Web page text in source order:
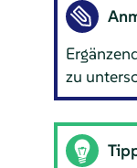
zu